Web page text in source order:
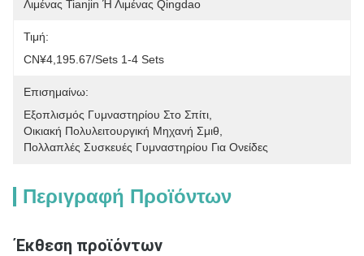
Λιμένας Tianjin Ή Λιμένας Qingdao
Τιμή:
CN¥4,195.67/sets 1-4 Sets
Επισημαίνω:
Εξοπλισμός Γυμναστηρίου Στο Σπίτι
Οικιακή Πολυλειτουργική Μηχανή Σμιθ
Πολλαπλές Συσκευές Γυμναστηρίου Για Ονείδες
Περιγραφή Προϊόντων
Έκθεση προϊόντων